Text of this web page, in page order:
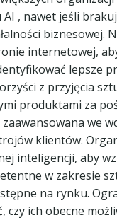
, nawet jeśli
biznesowej.
internetowej,
lepsze
z przyjęcia
produktami za
we
klientów.
inteligencji, aby
w zakresie
na rynku.
ich obecne